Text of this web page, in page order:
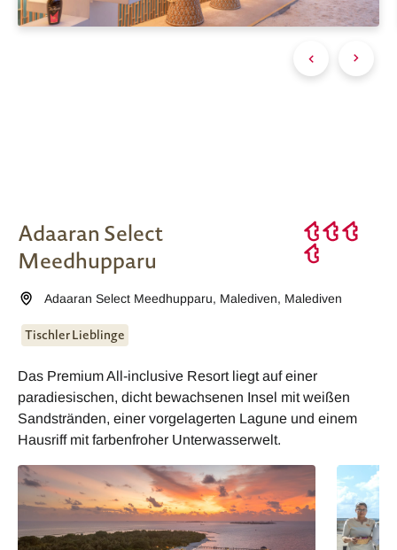
Adaaran Select
Meedhupparu
Adaaran Select Meedhupparu, Malediven, Malediven
Tischler Lieblinge
Das Premium All-inclusive Resort liegt auf einer
paradiesischen, dicht bewachsenen Insel mit weißen
Sandstränden, einer vorgelagerten Lagune und einem
Hausriff mit farbenfroher Unterwasserwelt.